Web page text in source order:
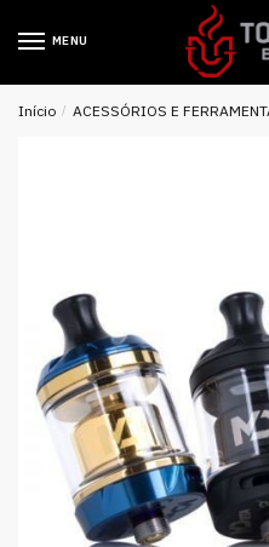
MENU
Início / ACESSÓRIOS E